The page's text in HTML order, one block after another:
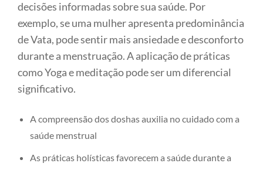
decisões informadas sobre sua saúde. Por
exemplo, se uma mulher apresenta predominância
de Vata, pode sentir mais ansiedade e desconforto
durante a menstruação. A aplicação de práticas
como Yoga e meditação pode ser um diferencial
significativo.
A compreensão dos doshas auxilia no cuidado com a
saúde menstrual
As práticas holísticas favorecem a saúde durante a